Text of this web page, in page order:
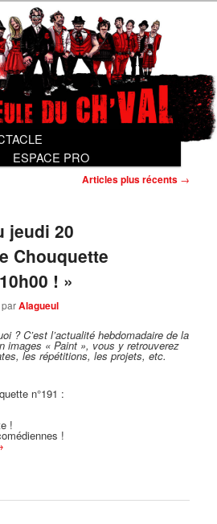
Gueule du Ch'val
ESPACE PRO
Articles plus récents →
jeudi 20
Chouquette
! »
parAlagueul
? C’est l’actualité hebdomadaire de la
images « Paint », vous y retrouverez
les répétitions, les projets, etc.
n°191 :
!
!